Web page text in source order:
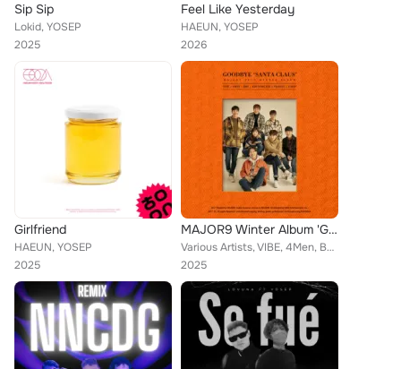
Sip Sip
Lokid, YOSEP
2025
Feel Like Yesterday
HAEUN, YOSEP
2026
Girlfriend
HAEUN, YOSEP
2025
MAJOR9 Winter Album 'Goodbye Santa Claus'
Various Artists, VIBE, 4Men, BEN, KIM DONG JUN, Francis, YOSEP
2025